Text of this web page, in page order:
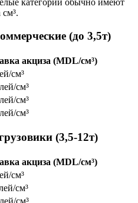
категории обычно имеют
см³.
(до 3,5т)
акциза (MDL/см³)
см³
см³
см³
см³
(3,5-12т)
акциза (MDL/см³)
см³
см³
см³